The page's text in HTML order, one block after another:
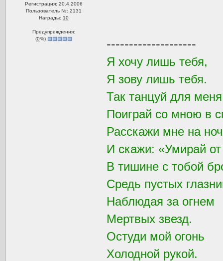
Регистрация: 20.4.2006
Пользователь №: 2131
Награды: 10
Предупреждения:
(0%) --------------------
Я хочу лишь тебя,
Я зову лишь тебя.
Так танцуй для
Поиграй со мною в
Расскажи мне на
И скажи: «Умирай
В тишине с тобой
Средь пустых
Наблюдая за огнем
Мертвых звезд.
Остуди мой огонь
Холодной рукой.